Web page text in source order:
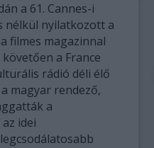
a 61. Cannes-i
nélkül nyilatkozott a
filmes magazinnal
a France
rádió déli élő
magyar rendező,
a
idei